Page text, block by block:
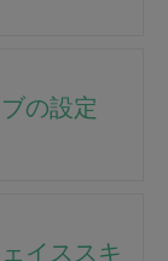
の設定
イススキ